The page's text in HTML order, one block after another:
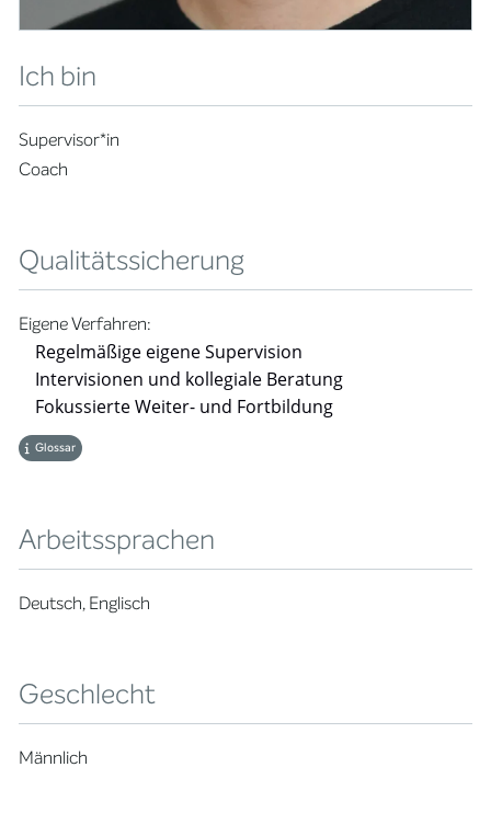
Ich bin
Supervisor*in
Coach
Qualitätssicherung
Eigene Verfahren:
Regelmäßige eigene Supervision
Intervisionen und kollegiale Beratung
Fokussierte Weiter- und Fortbildung
Glossar
Arbeitssprachen
Deutsch, Englisch
Geschlecht
Männlich